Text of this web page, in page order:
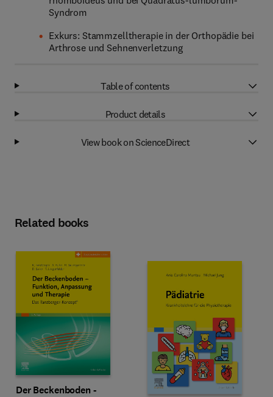
Syndrom
Exkurs: Stammzelltherapie in der Orthopädie bei
Arthrose und Sehnenverletzung
Table of contents
Product details
View book on ScienceDirect
Related books
Der Beckenboden -